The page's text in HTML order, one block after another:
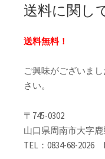
送料に関し
送料無料！
ご興味がございま
さい。
〒745-0302
山口県周南市大字鹿
TEL：0834-68-2026